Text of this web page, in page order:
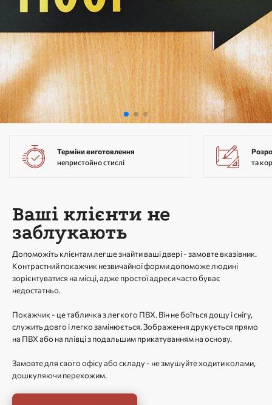
Терміни виготовлення
непристойно стислі
та
Ваші клієнти не
заблукають
Допоможіть клієнтам легше знайти ваші двері - замовте вказівник.
Контрастний покажчик незвичайної форми допоможе людині
зорієнтуватися на місці, адже простої адреси часто буває
недостатньо.
Покажчик - це табличка з легкого ПВХ. Він не боїться дощу і снігу,
служить довго і легко замінюється. Зображення друкується прямо
на ПВХ або на плівці з подальшим прикатуванням на основу.
Замовте для свого офісу або складу - не змушуйте ходити колами,
дошкуляючи перехожим.